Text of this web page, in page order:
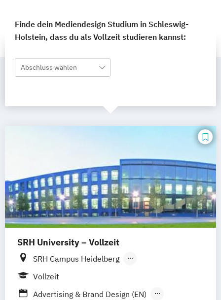
Finde dein Mediendesign Studium in Schleswig-
Holstein, dass du als Vollzeit studieren kannst:
Abschluss wählen
SRH University – Vollzeit
SRH Campus Heidelberg
SRH Campus Berlin
Vollzeit
Advertising & Brand Design (EN)